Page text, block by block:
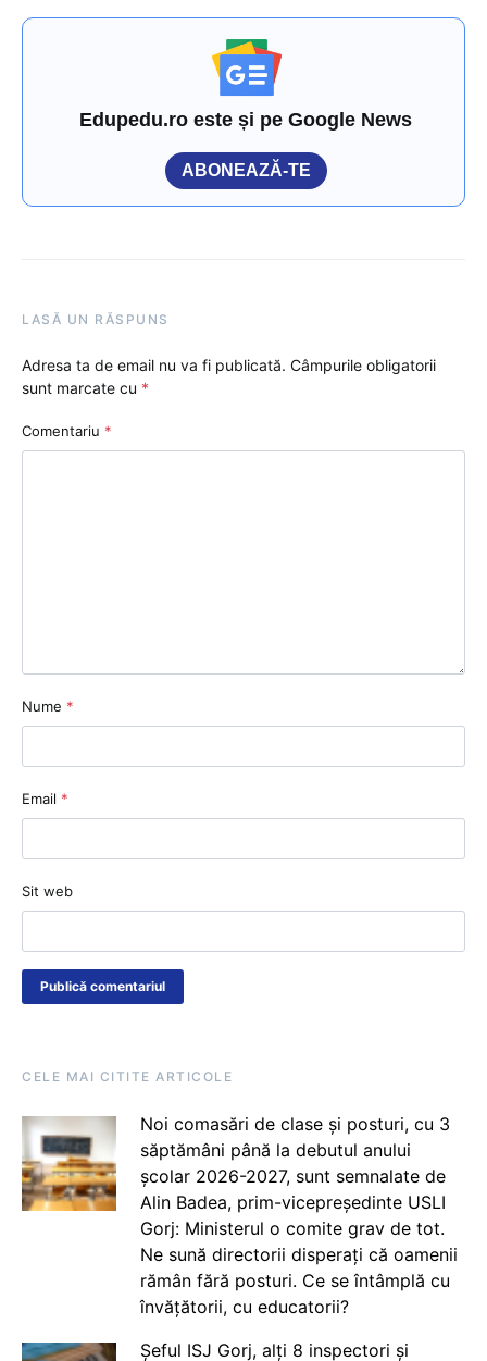
Edupedu.ro este și pe Google News
ABONEAZĂ-TE
LASĂ UN RĂSPUNS
Adresa ta de email nu va fi publicată. Câmpurile obligatorii
sunt marcate cu *
Comentariu *
Nume *
Email *
Sit web
CELE MAI CITITE ARTICOLE
Noi comasări de clase și posturi, cu 3
săptămâni până la debutul anului
școlar 2026-2027, sunt semnalate de
Alin Badea, prim-vicepreședinte USLI
Gorj: Ministerul o comite grav de tot.
Ne sună directorii disperați că oamenii
rămân fără posturi. Ce se întâmplă cu
învățătorii, cu educatorii?
Șeful ISJ Gorj, alți 8 inspectori și